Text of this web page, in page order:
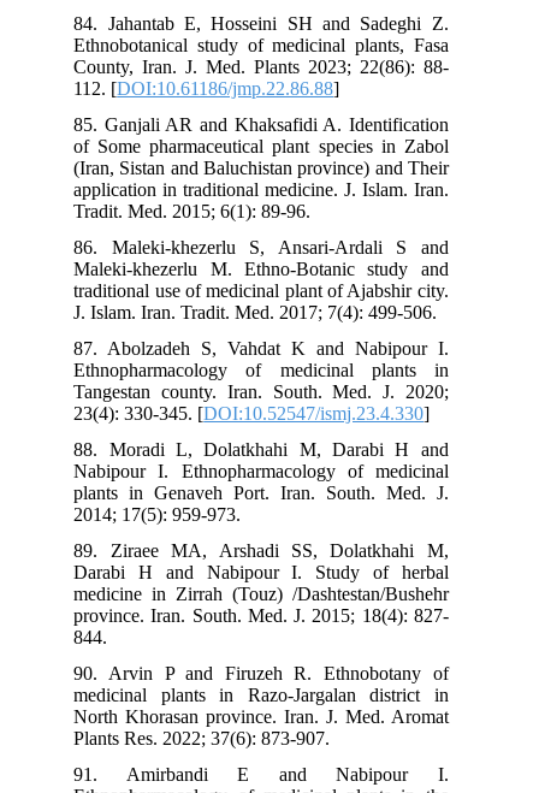
84. Jahantab E, Hosseini SH and Sadeghi Z.
Ethnobotanical study of medicinal plants, Fasa
County, Iran. J. Med. Plants 2023; 22(86): 88-
112. [DOI:10.61186/jmp.22.86.88
85. Ganjali AR and Khaksafidi A. Identification
of Some pharmaceutical plant species in Zabol
(Iran, Sistan and Baluchistan province) and Their
application in traditional medicine. J. Islam. Iran.
Tradit. Med. 2015; 6(1): 89-96.
86. Maleki-khezerlu S, Ansari-Ardali S and
Maleki-khezerlu M. Ethno-Botanic study and
traditional use of medicinal plant of Ajabshir city.
J. Islam. Iran. Tradit. Med. 2017; 7(4): 499-506.
87. Abolzadeh S, Vahdat K and Nabipour I.
Ethnopharmacology of medicinal plants in
Tangestan county. Iran. South. Med. J. 2020;
23(4): 330-345. [DOI:10.52547/ismj.23.4.330
88. Moradi L, Dolatkhahi M, Darabi H and
Nabipour I. Ethnopharmacology of medicinal
plants in Genaveh Port. Iran. South. Med. J.
2014; 17(5): 959-973.
89. Ziraee MA, Arshadi SS, Dolatkhahi M,
Darabi H and Nabipour I. Study of herbal
medicine in Zirrah (Touz) /Dashtestan/Bushehr
province. Iran. South. Med. J. 2015; 18(4): 827-
844.
90. Arvin P and Firuzeh R. Ethnobotany of
medicinal plants in Razo-Jargalan district in
North Khorasan province. Iran. J. Med. Aromat
Plants Res. 2022; 37(6): 873-907.
91. Amirbandi E and Nabipour I.